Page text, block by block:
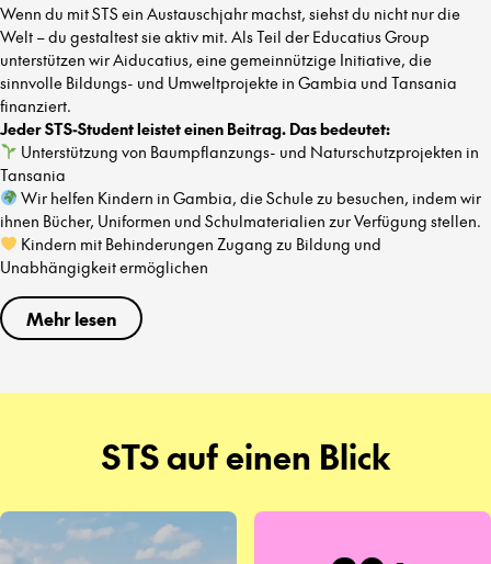
Wenn du mit STS ein Austauschjahr machst, siehst du nicht nur die
Welt – du gestaltest sie aktiv mit. Als Teil der Educatius Group
unterstützen wir Aiducatius, eine gemeinnützige Initiative, die
sinnvolle Bildungs- und Umweltprojekte in Gambia und Tansania
finanziert.
Jeder STS-Student leistet einen Beitrag. Das bedeutet:
Unterstützung von Baumpflanzungs- und Naturschutzprojekten in
Tansania
Wir helfen Kindern in Gambia, die Schule zu besuchen, indem wir
ihnen Bücher, Uniformen und Schulmaterialien zur Verfügung stellen.
Kindern mit Behinderungen Zugang zu Bildung und
Unabhängigkeit ermöglichen
Mehr lesen
STS auf einen Blick